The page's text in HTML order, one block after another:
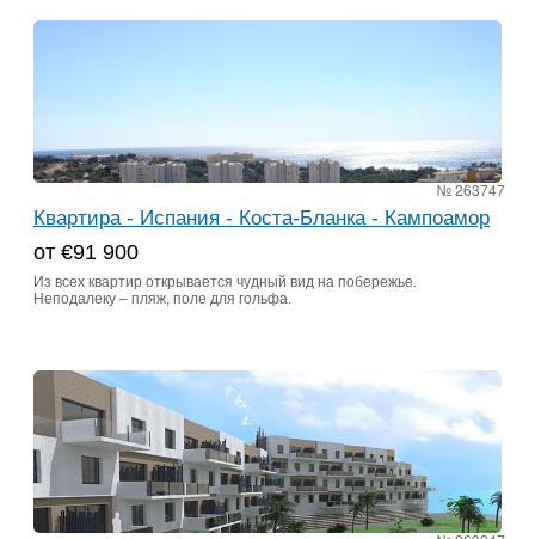
№ 263747
Квартира - Испания - Коста-Бланка - Кампоамор
от €91 900
Из всех квартир открывается чудный вид на побережье.
Неподалеку – пляж, поле для гольфа.